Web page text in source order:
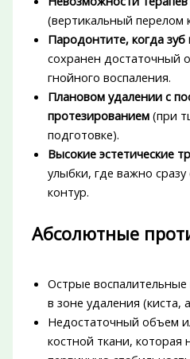
(вертикальный перелом
Пародонтите, когда
сохранен достаточный
гнойного воспаления.
Плановом удалении с
протезированием(при
подготовке).
Высокие эстетические
улыбки, где важно
контур.
Абсолютные
Острые
в зоне удаления (киста,
Недостаточный объем
костной ткани, которая